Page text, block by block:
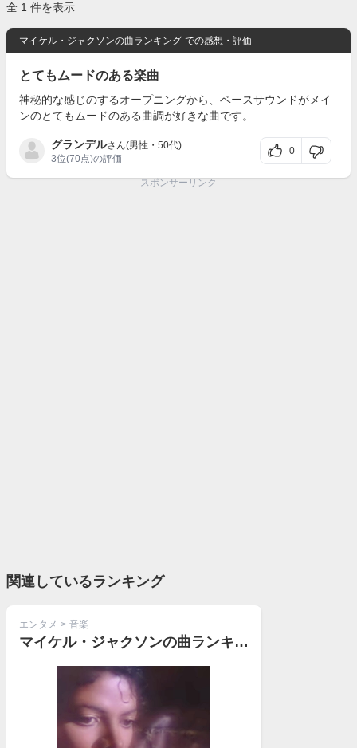
全 1 件を表示
マイケル・ジャクソンの曲ランキング での感想・評価
とてもムードのある楽曲
神秘的な感じのするオープニングから、ベースサウンドがメイ
ンのとてもムードのある曲調が好きな曲です。
グランデルさん(男性・50代)
3位(70点)の評価
0
スポンサーリンク
関連しているランキング
エンタメ > 音楽
マイケル・ジャクソンの曲ランキング